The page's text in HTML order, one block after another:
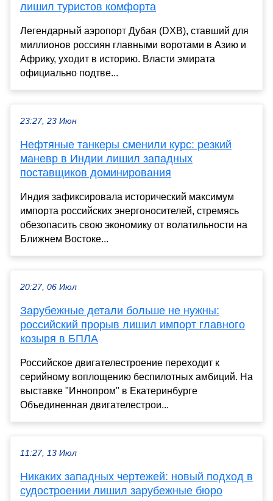
лишил туристов комфорта
Легендарный аэропорт Дубая (DXB), ставший для
миллионов россиян главными воротами в Азию и
Африку, уходит в историю. Власти эмирата
официально подтве...
23:27, 23 Июн
Нефтяные танкеры сменили курс: резкий
маневр в Индии лишил западных
поставщиков доминирования
Индия зафиксировала исторический максимум
импорта российских энергоносителей, стремясь
обезопасить свою экономику от волатильности на
Ближнем Востоке...
20:27, 06 Июл
Зарубежные детали больше не нужны:
российский прорыв лишил импорт главного
козыря в БПЛА
Российское двигателестроение переходит к
серийному воплощению беспилотных амбиций. На
выставке "Иннопром" в Екатеринбурге
Объединенная двигателестрои...
11:27, 13 Июл
Никаких западных чертежей: новый подход в
судостроении лишил зарубежные бюро